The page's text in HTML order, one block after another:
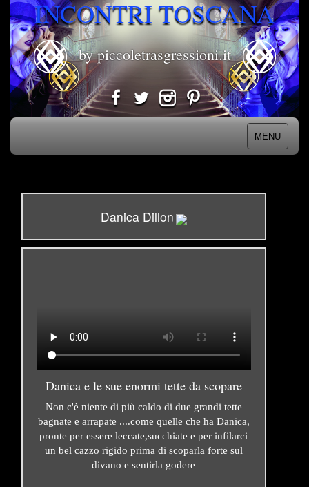
INCONTRI TOSCANA
by piccoletrasgressioni.it
MENU
Danica Dillon
Danica e le sue enormi tette da scopare
Non c'è niente di più caldo di due grandi tette
bagnate e arrapate ....come quelle che ha Danica,
pronte per essere leccate,succhiate e per infilarci
un bel cazzo rigido prima di scoparla forte sul
divano e sentirla godere